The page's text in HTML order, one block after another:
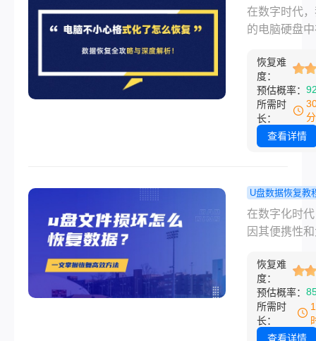
方法、一般
围以及实用
策。
电脑不小心
化了怎么恢
全攻略与深
析！
在数字时代
的电脑硬盘
据：多年积
庭照片、至
的工作文档
创作的项目文
件……然而，
装时的疏忽
病毒侵袭后
之举，都可
整个硬盘或
格式化。当
文件瞬间“消
种焦虑和无
以让人窒息。
恢复难
度：
预估概率：
所需时
长：
查看详情
U盘数据恢复教
文件损坏怎
复数据？一
高效方法（
细教程）！
在数字化时
因其便携性
和传输数据
工具。然而
其来的“文件
损坏且无法
“无法访问”、
恢复难
度：
预估概率：
所需时
长：
查看详情